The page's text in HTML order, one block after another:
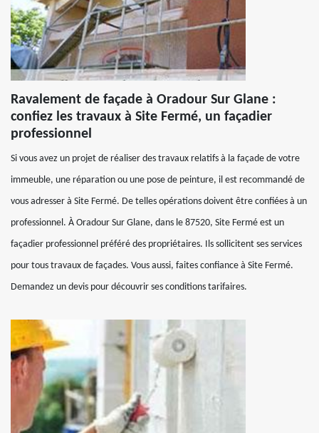
Ravalement de façade à Oradour Sur Glane :
confiez les travaux à Site Fermé, un façadier
professionnel
Si vous avez un projet de réaliser des travaux relatifs à la façade de votre
immeuble, une réparation ou une pose de peinture, il est recommandé de
vous adresser à Site Fermé. De telles opérations doivent être confiées à un
professionnel. À Oradour Sur Glane, dans le 87520, Site Fermé est un
façadier professionnel préféré des propriétaires. Ils sollicitent ses services
pour tous travaux de façades. Vous aussi, faites confiance à Site Fermé.
Demandez un devis pour découvrir ses conditions tarifaires.